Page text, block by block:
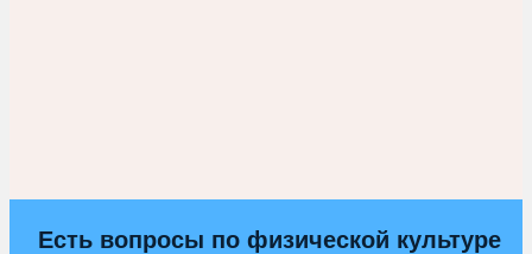
Есть вопросы по физической культуре